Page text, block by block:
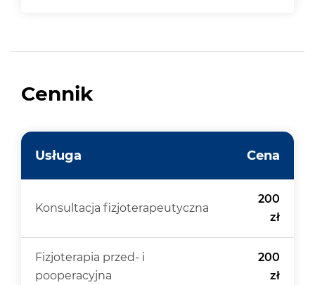
Cennik
Usługa Cena
Konsultacja fizjoterapeutyczna
200
zł
Fizjoterapia przed- i
pooperacyjna
200
zł